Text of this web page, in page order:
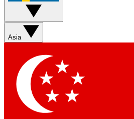
Asia